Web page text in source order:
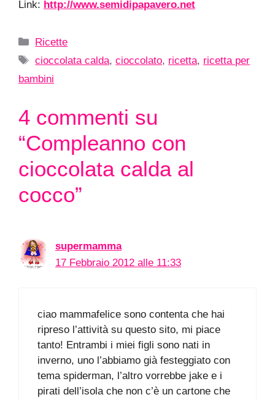
Link: http://www.semidipapavero.net
Categorie
Ricette
Tag
cioccolata calda,cioccolato, ricetta, ricetta per
bambini
4 commenti su
“Compleanno con
cioccolata calda al
cocco”
supermamma
17 Febbraio 2012 alle 11:33
ciao mammafelice sono contenta che hai
ripreso l’attività su questo sito, mi piace
tanto! Entrambi i miei figli sono nati in
inverno, uno l’abbiamo già festeggiato con
tema spiderman, l’altro vorrebbe jake e i
pirati dell’isola che non c’è un cartone che